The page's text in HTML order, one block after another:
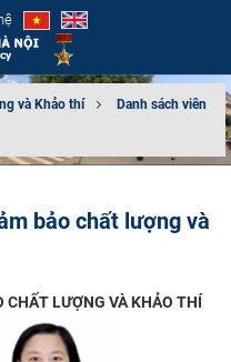
và Khảo thí
Danh sách viên
bảo chất lượng và
CHẤT LƯỢNG VÀ KHẢO THÍ